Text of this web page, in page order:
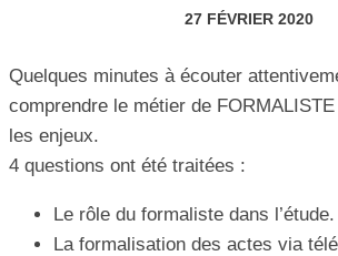
27 FÉVRIER 2020
Quelques minutes à écouter
comprendre le métier de
les enjeux.
4 questions ont été traitées :
Le rôle du formaliste dans l’étude.
La formalisation des actes via